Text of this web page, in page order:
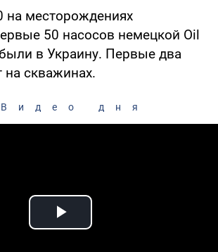
на месторождениях
50 насосов немецкой Oil
в Украину. Первые два
скважинах.
Видео дня
Play Video